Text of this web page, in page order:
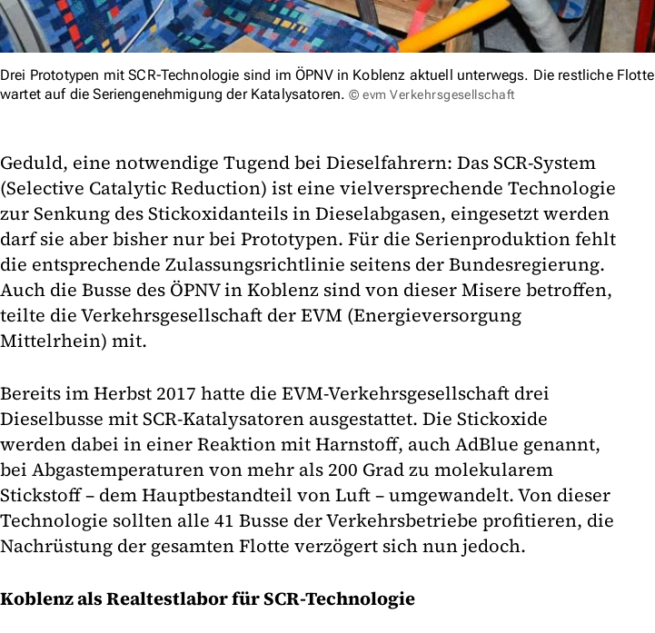
Drei Prototypen mit SCR-Technologie sind im ÖPNV in Koblenz aktuell unterwegs. Die restliche Flotte
wartet auf die Seriengenehmigung der Katalysatoren.© evm Verkehrsgesellschaft
Geduld, eine notwendige Tugend bei Dieselfahrern: Das SCR-System
(Selective Catalytic Reduction) ist eine vielversprechende Technologie
zur Senkung des Stickoxidanteils in Dieselabgasen, eingesetzt werden
darf sie aber bisher nur bei Prototypen. Für die Serienproduktion fehlt
die entsprechende Zulassungsrichtlinie seitens der Bundesregierung.
Auch die Busse des ÖPNV in Koblenz sind von dieser Misere betroffen,
teilte die Verkehrsgesellschaft der EVM (Energieversorgung
Mittelrhein) mit.
Bereits im Herbst 2017 hatte die EVM-Verkehrsgesellschaft drei
Dieselbusse mit SCR-Katalysatoren ausgestattet. Die Stickoxide
werden dabei in einer Reaktion mit Harnstoff, auch AdBlue genannt,
bei Abgastemperaturen von mehr als 200 Grad zu molekularem
Stickstoff – dem Hauptbestandteil von Luft – umgewandelt. Von dieser
Technologie sollten alle 41 Busse der Verkehrsbetriebe profitieren, die
Nachrüstung der gesamten Flotte verzögert sich nun jedoch.
Koblenz als Realtestlabor für SCR-Technologie